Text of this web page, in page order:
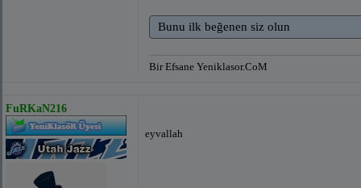
Bunu ilk beğenen siz olun
Bir Efsane Yeniklasor.CoM
FuRKaN216
eyvallah